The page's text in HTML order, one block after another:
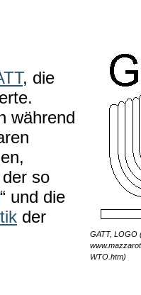
GATT, LOGO
WTO.htm)
, die
während
so
“ und die
der